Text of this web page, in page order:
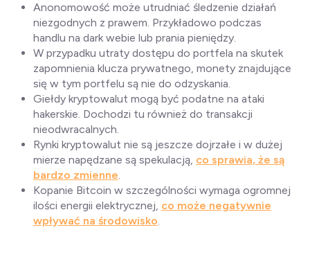
Anonomowość może utrudniać śledzenie działań
niezgodnych z prawem. Przykładowo podczas
handlu na dark webie lub prania pieniędzy.
W przypadku utraty dostępu do portfela na skutek
zapomnienia klucza prywatnego, monety znajdujące
się w tym portfelu są nie do odzyskania.
Giełdy kryptowalut mogą być podatne na ataki
hakerskie. Dochodzi tu również do transakcji
nieodwracalnych.
Rynki kryptowalut nie są jeszcze dojrzałe i w dużej
mierze napędzane są spekulacją, co sprawia, że są
bardzo zmienne.
Kopanie Bitcoin w szczególności wymaga ogromnej
ilości energii elektrycznej, co może negatywnie
wpływać na środowisko.